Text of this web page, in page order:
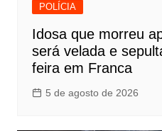
POLÍCIA
Idosa que morreu
será velada e
feira em Franca
5 de agosto de 2026